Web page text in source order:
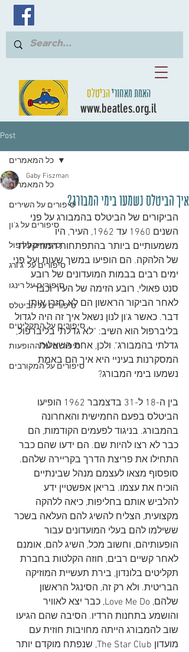
האמת מאחוריהביטלס
www.beatles.org.il
Post
כל המאמרים
סיפורים על השירים
סיפורים על ג'ון
סיפורים על פול
סיפורים על 'ג'ורג
סיפורים על רינגו
סיפורים על הביטלס
סיפורים על התקליטים
סיפורים על ההופעות
סיפורים על המקורבים
כל המאמרים
איך הביטלס נשמעו בימי המבורג?
Gaby Fiszman
הביקורים של הביטלס בהמבורג על פני
השנים 1960 עד 1962, העיר, היו
משמעותיים ביותר בהתפתחות המוזיקלית
של הלהקה. הם הופיעו במשך שעות ועל פני
ימים רבים בבמות המועדונים של רובע
סנט פאולי, רובע הזימה של העיר וכבר
לאחר הביקור הראשון הם לא חזרו אותו
דבר. כאשר ג'ון לנון נשאל איך זה היה לגדול
בליברפול הוא השיב: "לא גדלתי בליברפול,
גדלתי בהמבורג". ולכן, אחת השאלות
המסקרנות בעיניי היא איך הם באמת
נשמעו בימי המבורג?
בין ה-18 ל-31 בדצמבר 1962 הופיעו
הביטלס בפעם החמישית והאחרונה
בהמבורג. בניגוד לפעמים הקודמות, הם
כבר לא רצו להיות שם. הם ידעו שהם כבר
התחילו את פריצת הדרך בקריירה שלהם.
סופסוף מצאו לעצמם מנהל שבינתיים
הוכיח את עצמו. בריאן אפשטיין ידע
להלביש אותם בחליפות, כיאה ללהקה
מקצועית, הצליח להשיג להם העלאה בשכר
ששילמו להם בעלי המועדונים עבור
הופעותיהם, וחשוב מכל, השיג להם, אומנם
לאחר קשיים רבים, חוזה הקלטות בחברת
תקליטים בלונדון, בירת תעשיית המוזיקה
הבריטית. ולא רק זה, הסינגל הראשון
שלהם, Love Me Do, כבר יצא לאוויר
והושמע בתחנות הרדיו. הסיבה שהם הגיעו
שוב להמבורג הייתה מחויבות חוזית עם
מועדון The Star Club, שנפתח מוקדם יותר